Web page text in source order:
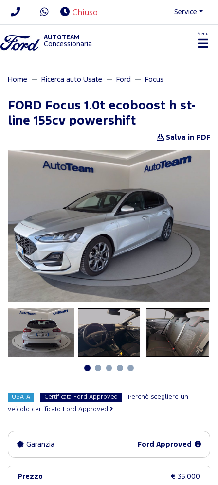
Chiuso Service
AUTOTEAM
Concessionaria
Menu
Home Ricerca auto Usate Ford Focus
FORD Focus 1.0t ecoboost h st-
line 155cv powershift
Salva in PDF
USATA Certificata Ford Approved Perchè scegliere un
veicolo certificato Ford Approved
Garanzia Ford Approved
Prezzo € 35.000